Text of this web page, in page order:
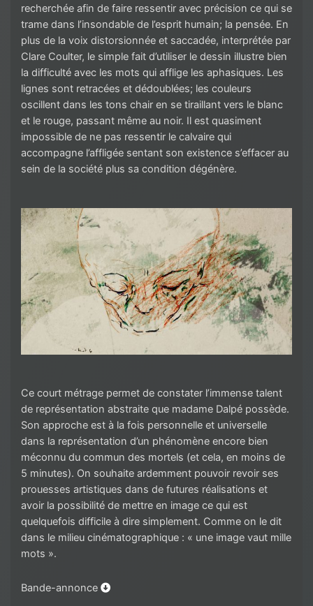
recherchée afin de faire ressentir avec précision ce qui se
trame dans l’insondable de l’esprit humain; la pensée. En
plus de la voix distorsionnée et saccadée, interprétée par
Clare Coulter, le simple fait d’utiliser le dessin illustre bien
la difficulté avec les mots qui afflige les aphasiques. Les
lignes sont retracées et dédoublées; les couleurs
oscillent dans les tons chair en se tiraillant vers le blanc
et le rouge, passant même au noir. Il est quasiment
impossible de ne pas ressentir le calvaire qui
accompagne l’affligée sentant son existence s’effacer au
sein de la société plus sa condition dégénère.
Ce court métrage permet de constater l’immense talent
de représentation abstraite que madame Dalpé possède.
Son approche est à la fois personnelle et universelle
dans la représentation d’un phénomène encore bien
méconnu du commun des mortels (et cela, en moins de
5 minutes). On souhaite ardemment pouvoir revoir ses
prouesses artistiques dans de futures réalisations et
avoir la possibilité de mettre en image ce qui est
quelquefois difficile à dire simplement. Comme on le dit
dans le milieu cinématographique : « une image vaut mille
mots ».
Bande-annonce